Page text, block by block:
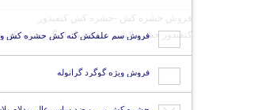
فروش حشره کش -حشره کش کنفیدور
کنفیدور حشره کشی سیستمیک از گروه
فروش سم علفکش کنه کش حشره کش و
فروش ویژه گوگرد گرانوله